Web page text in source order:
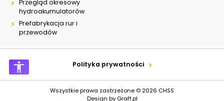
Przegląd okresowy
hydroakumulatorów
Prefabrykacja rur i
przewodów
Polityka prywatności
Wszystkie prawa zastrzeżone © 2026 CHSS
Design by Graff.pl